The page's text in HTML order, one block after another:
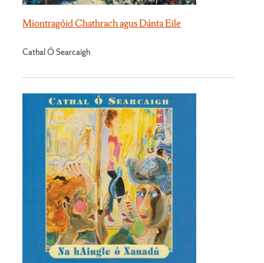
Miontragóid Chathrach agus Dánta Eile
Cathal Ó Searcaigh